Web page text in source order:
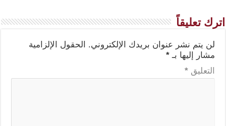
اترك تعليقاً
لن يتم نشر عنوان بريدك الإلكتروني.
الحقول الإلزامية
مشار إليها بـ *
التعليق *